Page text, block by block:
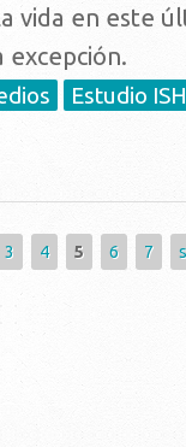
vida en este
excepción.
Estudio
3 4 5 6 7